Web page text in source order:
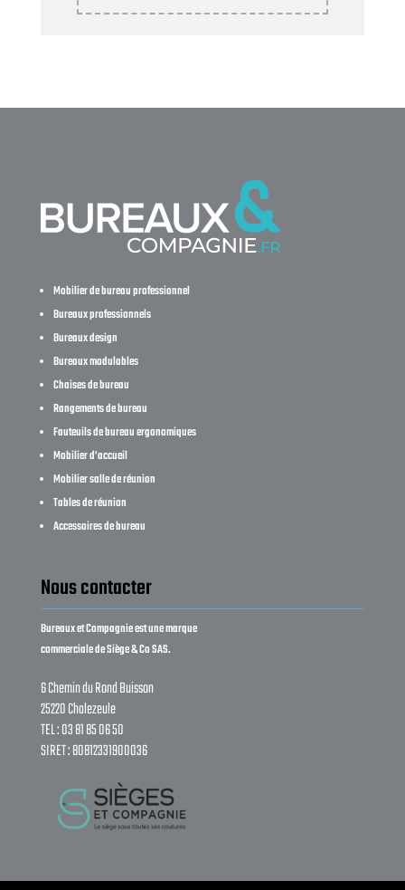
Mobilier de bureau professionnel
Bureaux professionnels
Bureaux design
Bureaux modulables
Chaises de bureau
Rangements de bureau
Fauteuils de bureau ergonomiques
Mobilier d’accueil
Mobilier salle de réunion
Tables de réunion
Accessoires de bureau
Nous contacter
Bureaux et Compagnie est une marque
commerciale de Siège & Co SAS.
6 Chemin du Rond Buisson
25220 Chalezeule
TEL : 03 81 85 06 50
SIRET : 80812331900036